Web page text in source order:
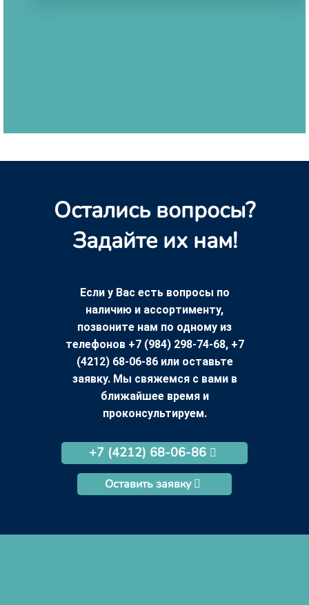
Остались вопросы?
Задайте их нам!
Если у Вас есть вопросы по
наличию и ассортименту,
позвоните нам по одному из
телефонов +7 (984) 298-74-68, +7
(4212) 68-06-86 или оставьте
заявку. Мы свяжемся с вами в
ближайшее время и
проконсультируем.
+7 (4212) 68-06-86
Оставить заявку